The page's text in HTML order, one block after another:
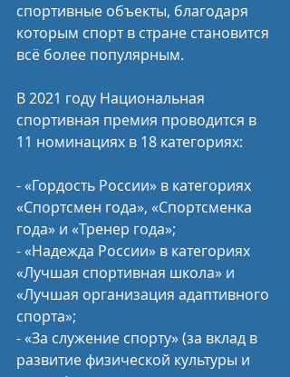
спортивные объекты, благодаря
которым спорт в стране становится
всё более популярным.
В 2021 году Национальная
спортивная премия проводится в
11 номинациях в 18 категориях:
- «Гордость России» в категориях
«Спортсмен года», «Спортсменка
года» и «Тренер года»;
- «Надежда России» в категориях
«Лучшая спортивная школа» и
«Лучшая организация адаптивного
спорта»;
- «За служение спорту» (за вклад в
развитие физической культуры и